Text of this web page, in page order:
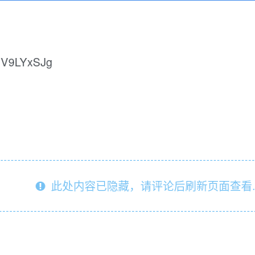
此处内容已隐藏，请评论后刷新页面查看.